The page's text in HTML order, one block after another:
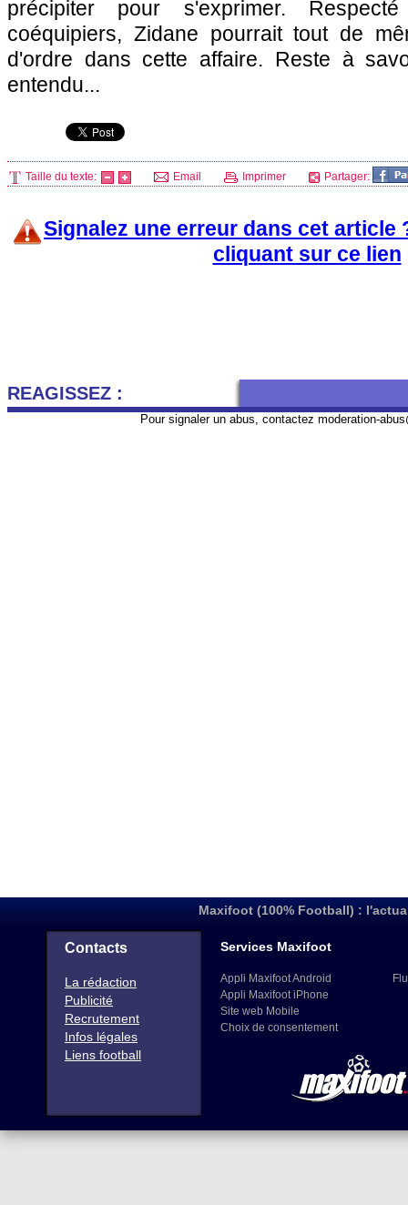
précipiter pour s'exprimer.
coéquipiers, Zidane pourrait tout de
d'ordre dans cette affaire. Reste à
entendu...
Taille du texte: Email Imprimer Partager:
Signalez une erreur dans cet article
cliquant sur ce lien
REAGISSEZ :
Pour signaler un abus, contactez moderation-
Maxifoot (100% Football) :
Contacts
La rédaction
Publicité
Recrutement
Infos légales
Liens football
Services Maxifoot
Appli Maxifoot Android
Appli Maxifoot iPhone
Site web Mobile
Choix de consentement